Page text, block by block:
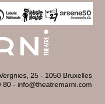
25 - 1050 Bruxelles
80 - info@theatremarni.com